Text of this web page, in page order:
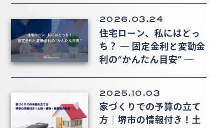
2026.03.24
住宅ローン、私にはどっ
ち？ ― 固定金利と変動金
利の“かんたん目安” ―
2025.10.03
家づくりでの予算の立て
方｜堺市の情報付き！土